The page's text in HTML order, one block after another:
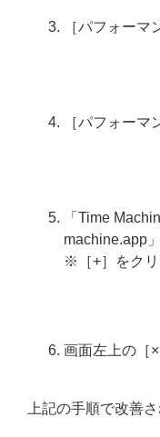
［パフォーマ
［パフォーマ
「Time
machine.app
※［+］をクリ
画面左上の［
上記の手順で改善